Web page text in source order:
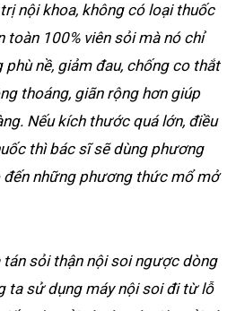
nội khoa, không có loại thuốc
toàn 100% viên sỏi mà nó chỉ
nề, giảm đau, chống co thắt
thoáng, giãn rộng hơn giúp
Nếu kích thước quá lớn, điều
thì bác sĩ sẽ dùng phương
những phương thức mổ mở
sỏi thận nội soi ngược dòng
ta sử dụng máy nội soi đi từ lỗ